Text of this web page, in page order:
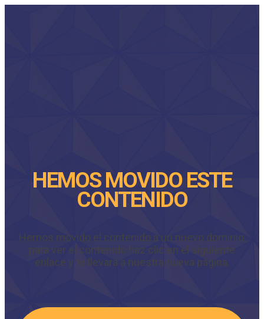
HEMOS MOVIDO ESTE
CONTENIDO
Hemos movido el contenido a un nuevo dominio,
para ver el contenido haz clic en el siguiente
enlace y te llevará a nuestra nueva página.